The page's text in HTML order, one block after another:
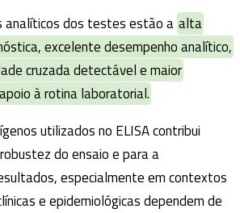
analíticos dos testes estão a alta
excelente desempenho analítico,
cruzada detectável e maior
à rotina laboratorial.
utilizados no ELISA contribui
do ensaio e para a
especialmente em contextos
e epidemiológicas dependem de